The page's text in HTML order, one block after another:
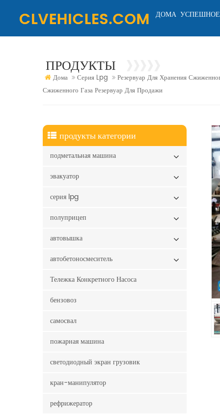
ДОМА
ПРОДУКТЫ
Дома Серия Lpg
Резервуар Для Хранения
Сжиженного Газа Резервуар Для Продажи
продукты категории
подметальная машина
эвакуатор
серия lpg
полуприцеп
автовышка
автобетоносмеситель
Тележка Конкретного Насоса
бензовоз
самосвал
пожарная машина
светодиодный экран грузовик
кран-манипулятор
рефрижератор